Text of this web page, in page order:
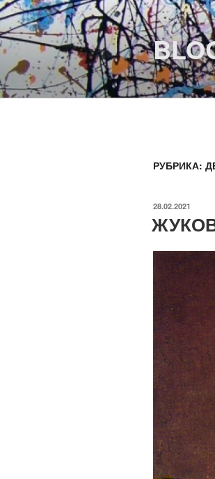
Перейти
к
содержимому
РУБРИКА:
ОПУБЛИКОВАНО
28.02.2021